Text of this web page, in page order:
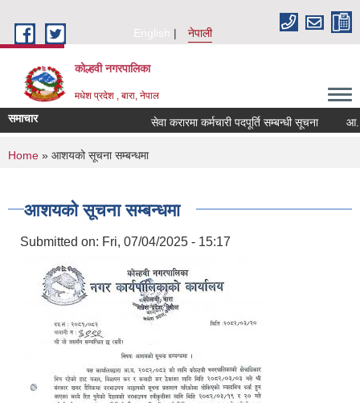
English
नेपाली
कोल्हवी नगरपालिका
मधेश प्रदेश , बारा, नेपाल
समाचार सेवा करारमा कर्मचारी पदपूर्ति सम्बन्धी सूचना आ. व.
You are here
Home » आशयको सूचना सम्बन्धमा
आशयको सूचना सम्बन्धमा
Submitted on: Fri, 07/04/2025 - 15:17